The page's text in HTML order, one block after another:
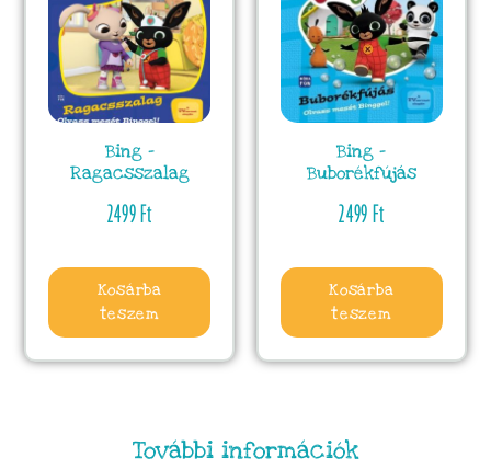
Bing –
Ragacsszalag
2499Ft
Kosárba
teszem
Bing –
Buborékfújás
2499Ft
Kosárba
teszem
További információk